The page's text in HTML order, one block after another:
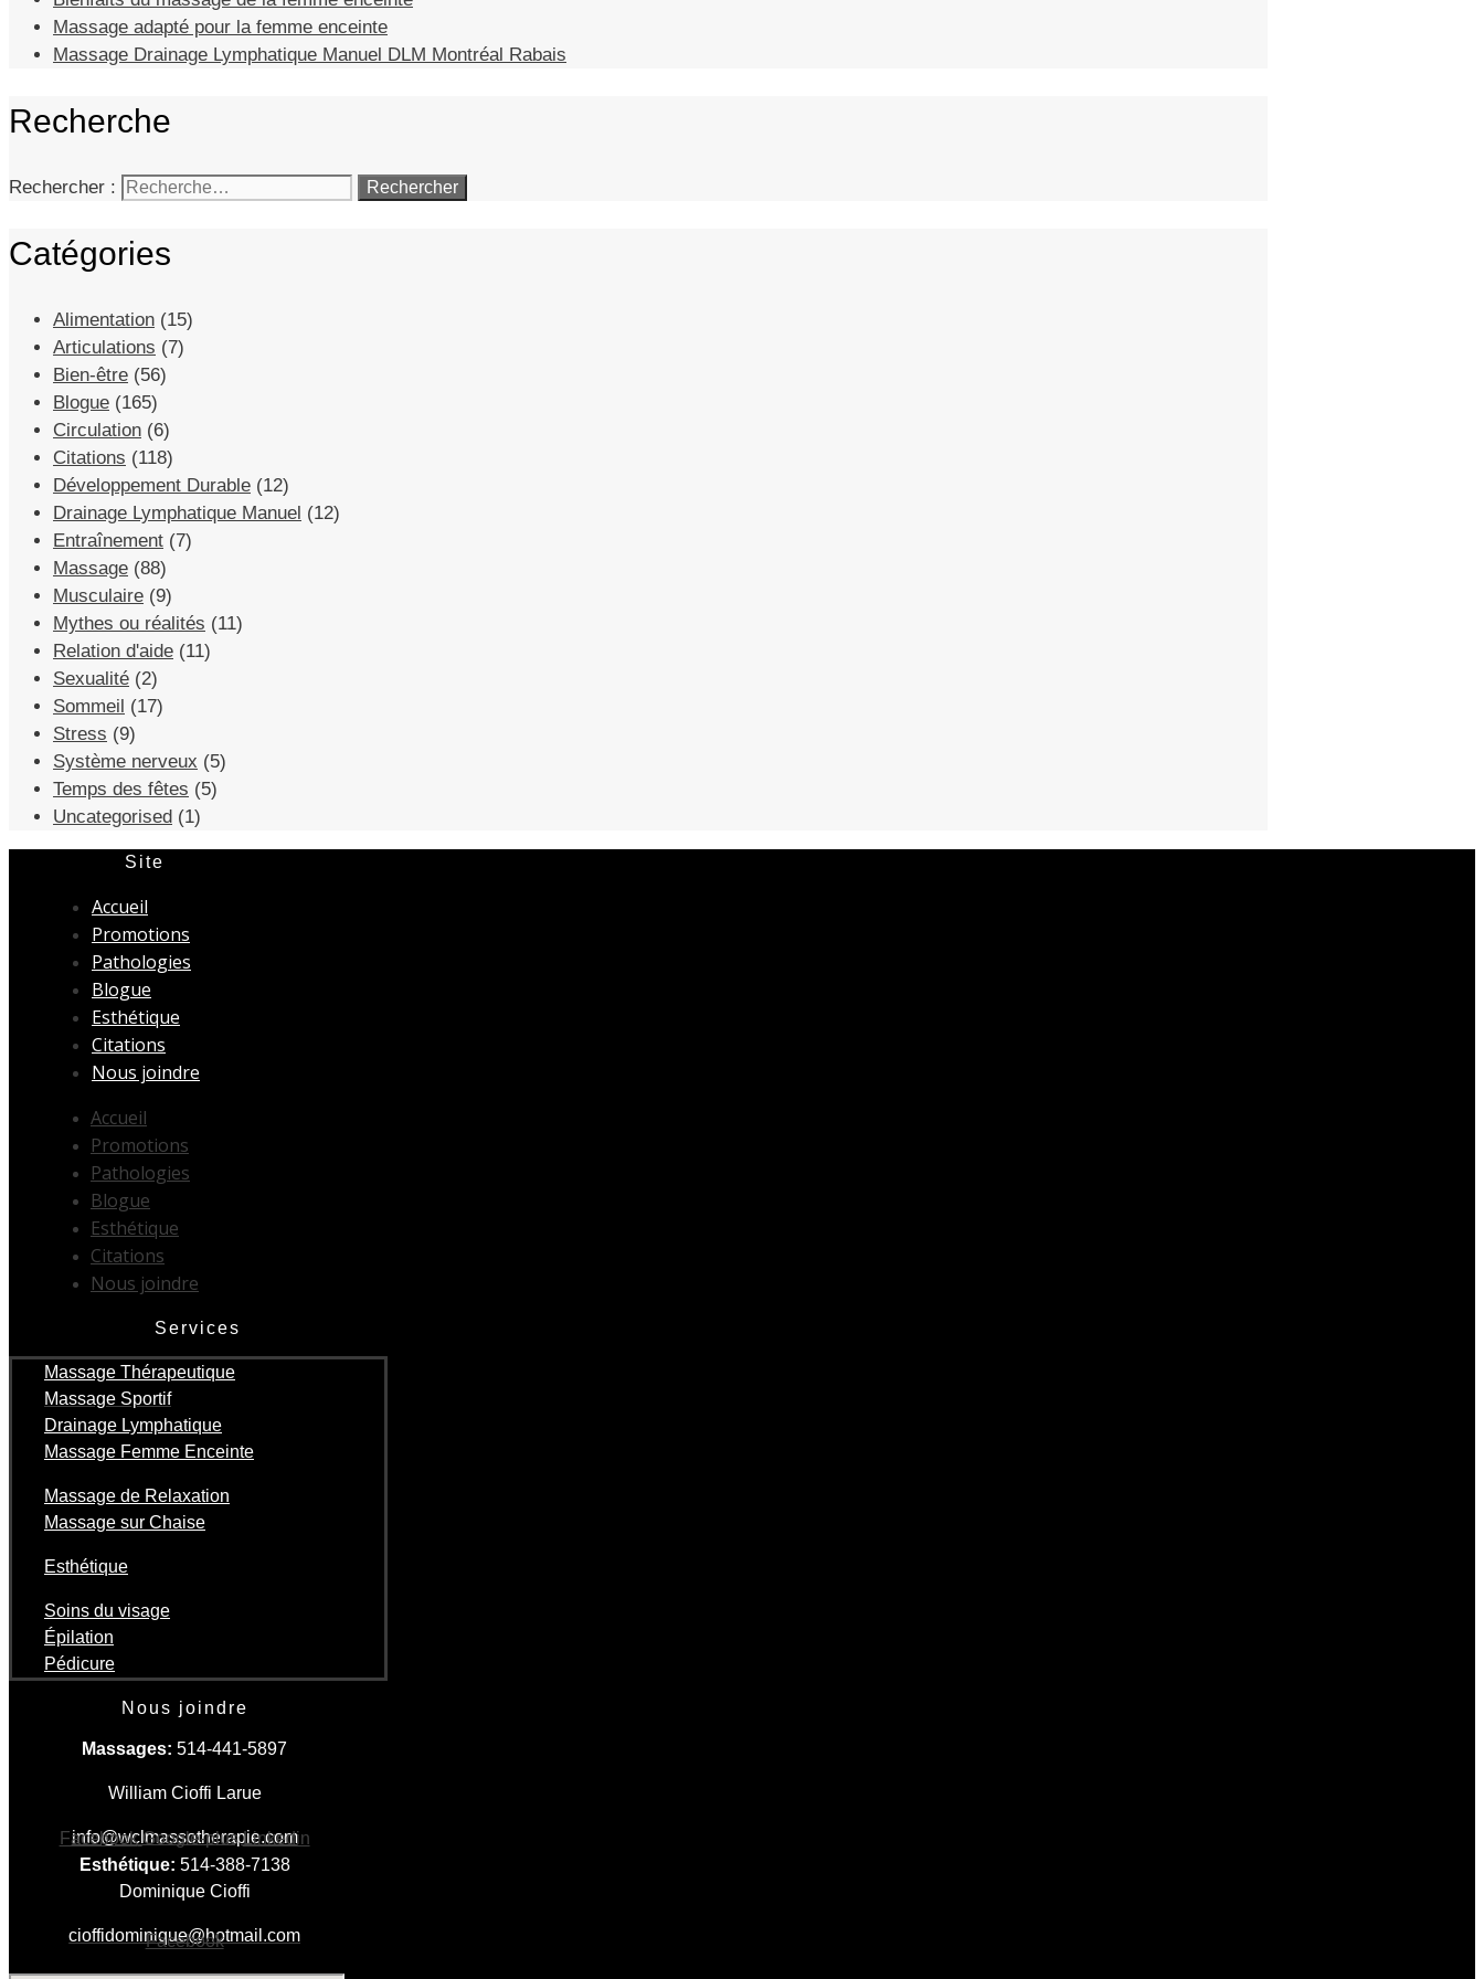
Massage adapté pour la femme enceinte
Massage Drainage Lymphatique Manuel DLM Montréal Rabais
Recherche
Rechercher :
Catégories
Alimentation (15)
Articulations (7)
Bien-être (56)
Blogue (165)
Circulation (6)
Citations (118)
Développement Durable (12)
Drainage Lymphatique Manuel (12)
Entraînement (7)
Massage (88)
Musculaire (9)
Mythes ou réalités (11)
Relation d'aide (11)
Sexualité (2)
Sommeil (17)
Stress (9)
Système nerveux (5)
Temps des fêtes (5)
Uncategorised (1)
Site
Accueil
Promotions
Pathologies
Blogue
Esthétique
Citations
Nous joindre
Accueil
Promotions
Pathologies
Blogue
Esthétique
Citations
Nous joindre
Services
Massage Thérapeutique
Massage Sportif
Drainage Lymphatique
Massage Femme Enceinte
Massage de Relaxation
Massage sur Chaise
Esthétique
Soins du visage
Épilation
Pédicure
Nous joindre
Massages: 514-441-5897
William Cioffi Larue
info@wclmassotherapie.com
Facebook Google-plus Linkedin
Esthétique: 514-388-7138
Dominique Cioffi
cioffidominique@hotmail.com
Facebook